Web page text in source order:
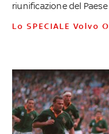
riunificazione del Paese
Lo SPECIALE Volvo